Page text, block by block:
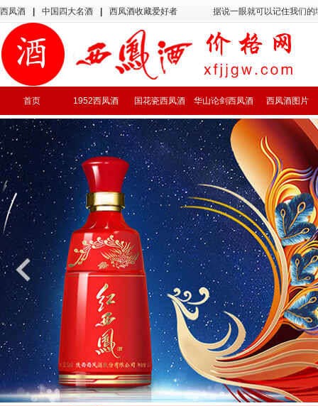
西凤酒 中国四大名酒 西凤酒收藏爱好者 据说一眼就可以记住我们
首页 1952西凤酒 国花瓷西凤酒 华山论剑西凤酒 西凤酒图片